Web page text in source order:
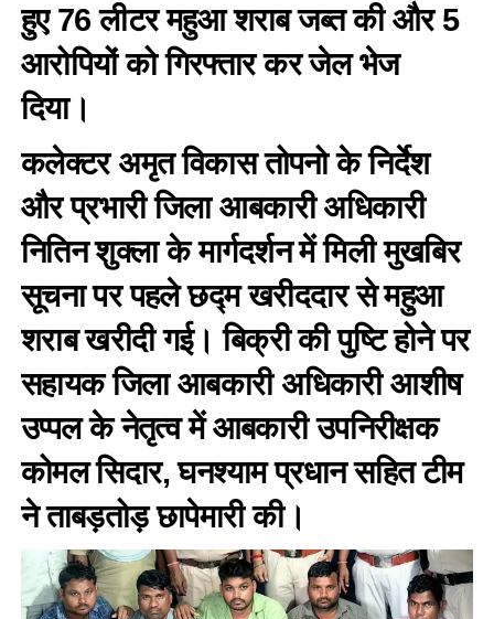
हुए 76 लीटर महुआ शराब जब्त की और 5
आरोपियों को गिरफ्तार कर जेल भेज
दिया।
कलेक्टर अमृत विकास तोपनो के निर्देश
और प्रभारी जिला आबकारी अधिकारी
नितिन शुक्ला के मार्गदर्शन में मिली मुखबिर
सूचना पर पहले छद्म खरीददार से महुआ
शराब खरीदी गई। बिक्री की पुष्टि होने पर
सहायक जिला आबकारी अधिकारी आशीष
उप्पल के नेतृत्व में आबकारी उपनिरीक्षक
कोमल सिदार, घनश्याम प्रधान सहित टीम
ने ताबड़तोड़ छापेमारी की।